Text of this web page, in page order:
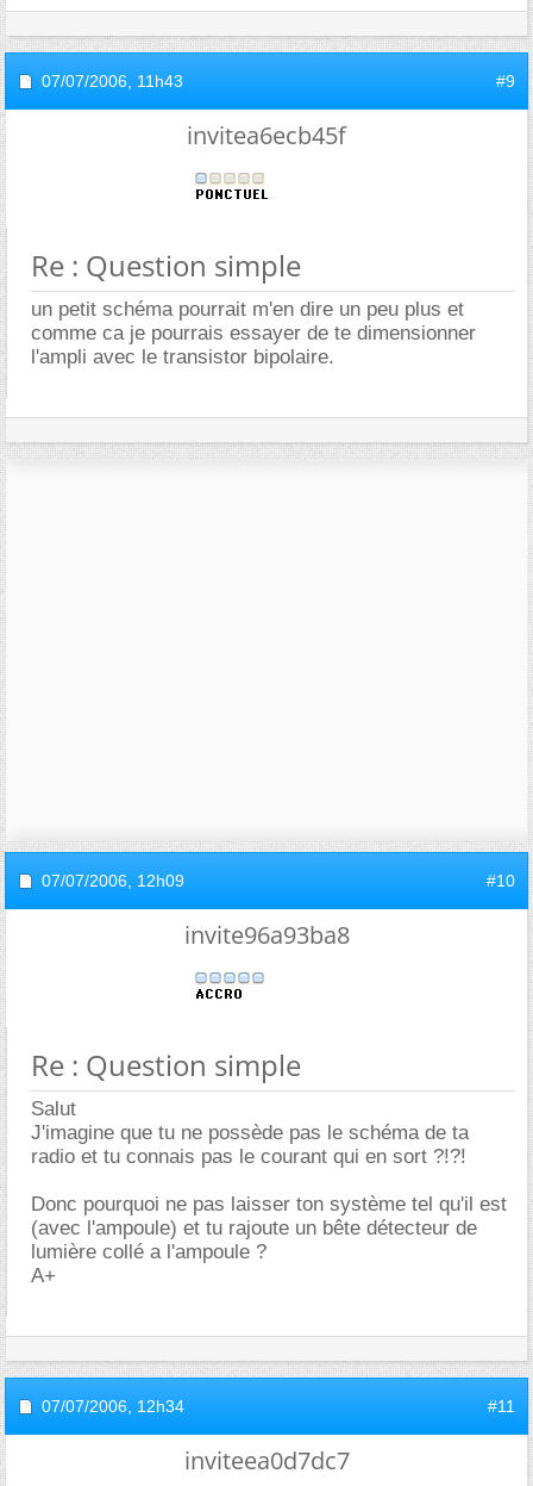
07/07/2006, 11h43 #9
invitea6ecb45f
Re : Question simple
un petit schéma pourrait m'en dire un peu plus et
comme ca je pourrais essayer de te dimensionner
l'ampli avec le transistor bipolaire.
07/07/2006, 12h09 #10
invite96a93ba8
Re : Question simple
Salut
J'imagine que tu ne possède pas le schéma de ta
radio et tu connais pas le courant qui en sort ?!?!
Donc pourquoi ne pas laisser ton système tel qu'il est
(avec l'ampoule) et tu rajoute un bête détecteur de
lumière collé a l'ampoule ?
A+
07/07/2006, 12h34 #11
inviteea0d7dc7